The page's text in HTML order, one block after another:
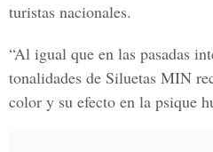
turistas nacionales.
“Al igual que en las pasadas
tonalidades de Siluetas MIN
color y su efecto en la psique